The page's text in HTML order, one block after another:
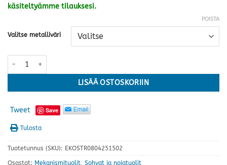
käsiteltyämme tilauksesi.
Valitse metalliväri
POISTA
Stressless® Paris Star tuoli+rahi, korkea, Batick Milky White
LISÄÄ OSTOSKORIIN
Tweet Save
Tulosta
Tuotetunnus (SKU): EKOSTR0804251502
Osastot: Mekanismituolit, Sohvat ja nojatuolit